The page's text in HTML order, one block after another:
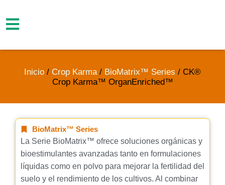
Inicio / Crop Karma / BioMatrix™ Series / CK®
Crop Karma™ OrganEnriched™
BioMatrix™ Series
La Serie BioMatrix™ ofrece soluciones orgánicas y
bioestimulantes avanzadas tanto en formulaciones
líquidas como en polvo para mejorar la fertilidad del
suelo y el rendimiento de los cultivos. Al combinar